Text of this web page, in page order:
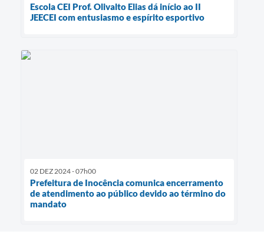
Escola CEI Prof. Olivalto Elias dá início ao II
JEECEI com entusiasmo e espírito esportivo
02 DEZ 2024 - 07h00
Prefeitura de Inocência comunica encerramento
de atendimento ao público devido ao término do
mandato